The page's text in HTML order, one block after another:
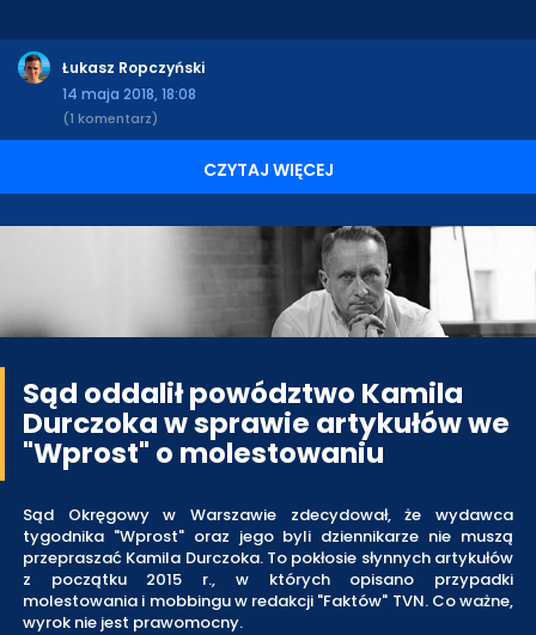
Łukasz Ropczyński
14 maja 2018, 18:08
(1 komentarz)
CZYTAJ WIĘCEJ
Sąd oddalił powództwo Kamila
Durczoka w sprawie artykułów we
"Wprost" o molestowaniu
Sąd Okręgowy w Warszawie zdecydował, że wydawca
tygodnika "Wprost" oraz jego byli dziennikarze nie muszą
przepraszać Kamila Durczoka. To pokłosie słynnych artykułów
z początku 2015 r., w których opisano przypadki
molestowania i mobbingu w redakcji "Faktów" TVN. Co ważne,
wyrok nie jest prawomocny.